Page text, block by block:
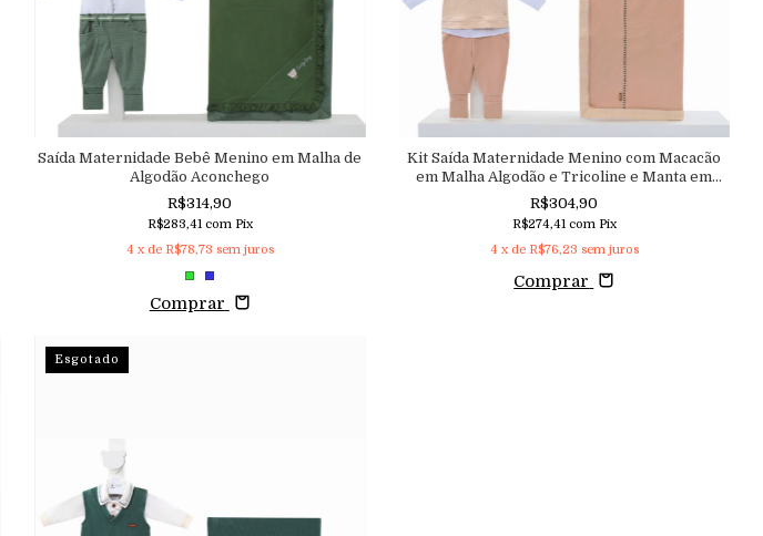
Saída Maternidade Bebê Menino em Malha de
Algodão Aconchego
R$314,90
R$283,41 com Pix
4 x de R$78,73 sem juros
Comprar
Kit Saída Maternidade Menino com Macacão
em Malha Algodão e Tricoline e Manta em
Malha
R$304,90
R$274,41 com Pix
4 x de R$76,23 sem juros
Comprar
Esgotado